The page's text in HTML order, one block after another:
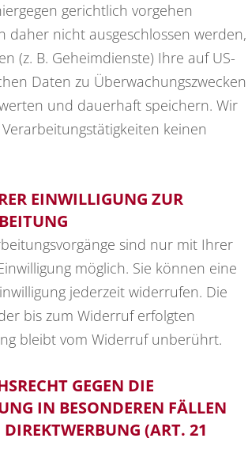
gerichtlich vorgehen
daher nicht ausgeschlossen werden,
(z. B. Geheimdienste) Ihre auf US-
Daten zu Überwachungszwecken
und dauerhaft speichern. Wir
keinen
EINWILLIGUNG ZUR
sind nur mit Ihrer
möglich. Sie können eine
jederzeit widerrufen. Die
bis zum Widerruf erfolgten
bleibt vom Widerruf unberührt.
GEGEN DIE
IN BESONDEREN FÄLLEN
DIREKTWERBUNG (ART. 21